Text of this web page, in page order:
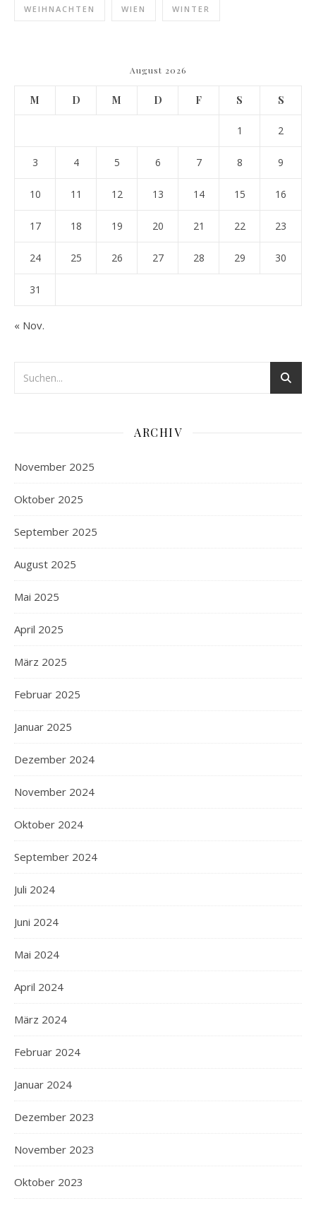
WEIHNACHTEN WIEN WINTER
August 2026
M D M D F S S
1 2
3 4 5 6 7 8 9
10 11 12 13 14 15 16
17 18 19 20 21 22 23
24 25 26 27 28 29 30
31
« Nov.
ARCHIV
November 2025
Oktober 2025
September 2025
August 2025
Mai 2025
April 2025
März 2025
Februar 2025
Januar 2025
Dezember 2024
November 2024
Oktober 2024
September 2024
Juli 2024
Juni 2024
Mai 2024
April 2024
März 2024
Februar 2024
Januar 2024
Dezember 2023
November 2023
Oktober 2023